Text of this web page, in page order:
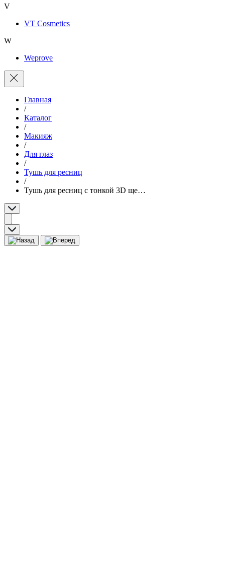
V
VT Cosmetics
W
Weprove
Главная
/
Каталог
/
Макияж
/
Для глаз
/
Тушь для ресниц
/
Тушь для ресниц с тонкой 3D ще…